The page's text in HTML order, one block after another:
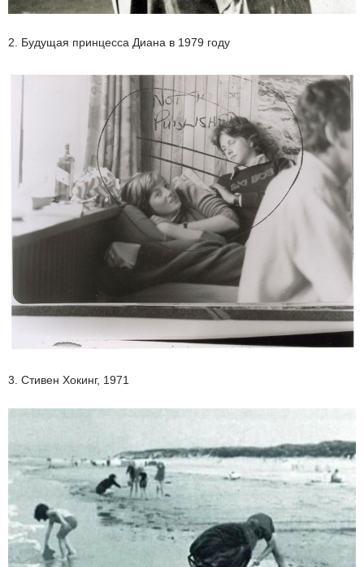
2. Будущая принцесса Диана в 1979 году
3. Стивен Хокинг, 1971